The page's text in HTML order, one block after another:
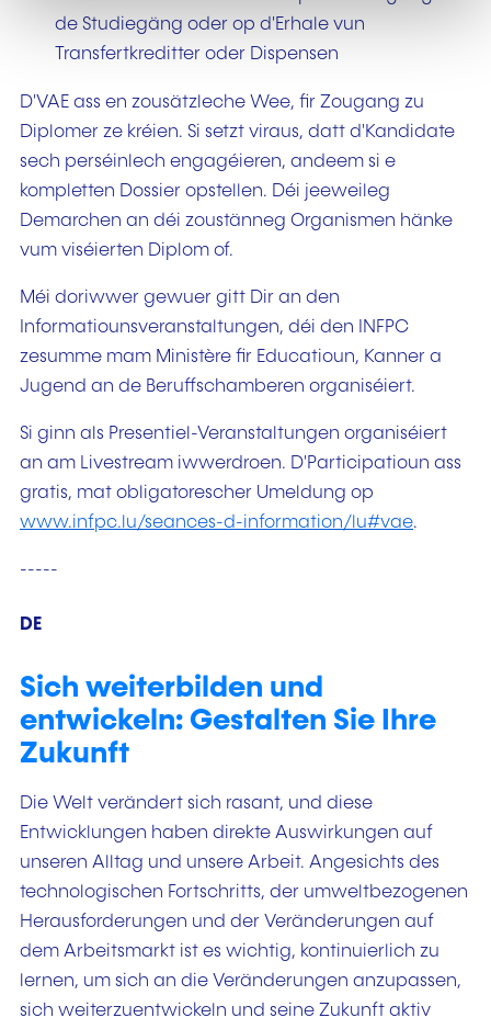
de Studiegäng oder op d'Erhale vun
Transfertkreditter oder Dispensen
D'VAE ass en zousätzleche Wee, fir Zougang zu
Diplomer ze kréien. Si setzt viraus, datt d'Kandidate
sech perséinlech engagéieren, andeem si e
kompletten Dossier opstellen. Déi jeeweileg
Demarchen an déi zoustänneg Organismen hänke
vum viséierten Diplom of.
Méi doriwwer gewuer gitt Dir an den
Informatiounsveranstaltungen, déi den INFPC
zesumme mam Ministère fir Educatioun, Kanner a
Jugend an de Beruffschamberen organiséiert.
Si ginn als Presentiel-Veranstaltungen organiséiert
an am Livestream iwwerdroen. D'Participatioun ass
gratis, mat obligatorescher Umeldung op
www.infpc.lu/seances-d-information/lu#vae.
-----
DE
Sich weiterbilden und
entwickeln: Gestalten Sie Ihre
Zukunft
Die Welt verändert sich rasant, und diese
Entwicklungen haben direkte Auswirkungen auf
unseren Alltag und unsere Arbeit. Angesichts des
technologischen Fortschritts, der umweltbezogenen
Herausforderungen und der Veränderungen auf
dem Arbeitsmarkt ist es wichtig, kontinuierlich zu
lernen, um sich an die Veränderungen anzupassen,
sich weiterzuentwickeln und seine Zukunft aktiv